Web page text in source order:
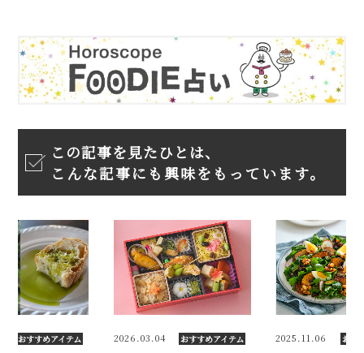
この記事を見たひとは、
こんな記事にも興味をもっています。
おすすめアイテム 2026.03.04 おすすめアイテム 2025.11.06 おす